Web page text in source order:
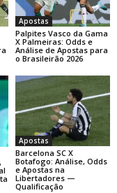
Apostas
Palpites Vasco da Gama
X Palmeiras: Odds e
Análise de Apostas para
o Brasileirão 2026
Apostas
Barcelona SC X
Botafogo: Análise, Odds
e Apostas na
Libertadores —
Qualificação